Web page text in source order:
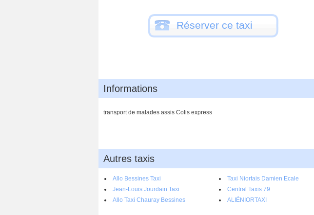
Réserver ce taxi
Informations
transport de malades assis Colis express
Autres taxis
Allo Bessines Taxi Taxi Niortais Damien Ecale
Jean-Louis Jourdain Taxi
Central Taxis 79
Allo Taxi Chauray Bessines
ALIÉNIORTAXI